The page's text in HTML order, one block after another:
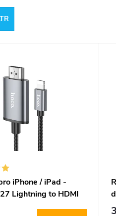
iPhone / iPad -
Lightning to HDMI